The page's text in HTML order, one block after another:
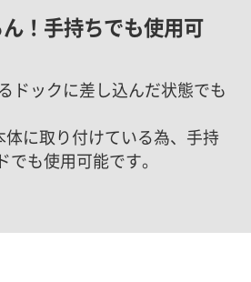
！手持ちでも使用可
ドックに差し込んだ状態でも
に取り付けている為、手持
も使用可能です。